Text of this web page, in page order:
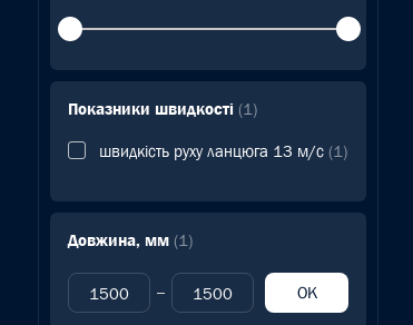
Показники швидкості (1)
швидкість руху ланцюга 13 м/с (1)
Довжина, мм (1)
OK